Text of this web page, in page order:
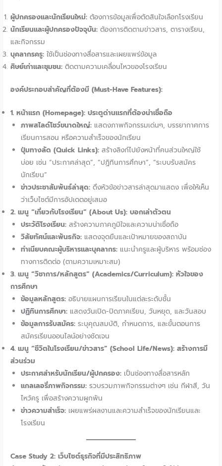
ผู้ปกครองและนักเรียนใหม่: ต้องการข้อมูลเพื่อตัดสินใจเลือกโรงเรียน
นักเรียนและผู้ปกครองปัจจุบัน: ต้องการติดตามข่าวสาร, ตารางเรียน,
และกิจกรรม
บุคลากรครู: ใช้เป็นช่องทางสื่อสารและเผยแพร่ข้อมูล
ศิษย์เก่าและชุมชน: ติดตามความเคลื่อนไหวของโรงเรียน
องค์ประกอบสำคัญที่ต้องมี (Must-Have Features):
1. หน้าแรก (Homepage): ประตูด่านแรกที่ต้องน่าเชื่อถือ
ภาพสไลด์โชว์ขนาดใหญ่:แสดงภาพกิจกรรมเด่นๆ, บรรยากาศการ
เรียนการสอน หรือความสำเร็จของนักเรียน
ปุ่มทางลัด (Quick Links):สร้างลิงก์ไปยังหน้าที่คนส่วนใหญ่ใช้
บ่อย เช่น “ประกาศล่าสุด”, “ปฏิทินการศึกษา”, “ระบบรับสมัคร
นักเรียน”
ข่าวประชาสัมพันธ์ล่าสุด:ดึงหัวข้อข่าวสารล่าสุดมาแสดง เพื่อให้เห็น
ว่าเว็บไซต์มีการอัปเดตอยู่เสมอ
2. เมนู “เกี่ยวกับโรงเรียน” (About Us): บอกเล่าตัวตน
ประวัติโรงเรียน:สร้างความภาคภูมิใจและความน่าเชื่อถือ
วิสัยทัศน์และพันธกิจ:แสดงจุดยืนและเป้าหมายของสถาบัน
ทำเนียบคณะผู้บริหารและบุคลากร:แนะนำครูและผู้บริหาร พร้อมช่อง
ทางการติดต่อ (ตามความเหมาะสม)
3. เมนู “วิชาการ/หลักสูตร” (Academics/Curriculum): หัวใจของ
การศึกษา
ข้อมูลหลักสูตร:อธิบายแผนการเรียนในแต่ละระดับชั้น
ปฏิทินการศึกษา:แสดงวันเปิด-ปิดภาคเรียน, วันหยุด, และวันสอบ
ข้อมูลการรับสมัคร:ระบุคุณสมบัติ, กำหนดการ, และขั้นตอนการ
สมัครเรียนออนไลน์อย่างชัดเจน
4. เมนู “ชีวิตในโรงเรียน/ข่าวสาร” (School Life/News): สร้างการมี
ส่วนร่วม
ประกาศสำหรับนักเรียน/ผู้ปกครอง:เป็นช่องทางสื่อสารหลัก
แกลเลอรี่ภาพกิจกรรม:รวบรวมภาพกิจกรรมต่างๆ เช่น กีฬาสี, วัน
ไหว้ครู เพื่อสร้างความผูกพัน
ข่าวความสำเร็จ:เผยแพร่ผลงานและความสำเร็จของนักเรียนและ
โรงเรียน
Case Study 2: เว็บไซต์ธุรกิจที่มีประสิทธิภาพ